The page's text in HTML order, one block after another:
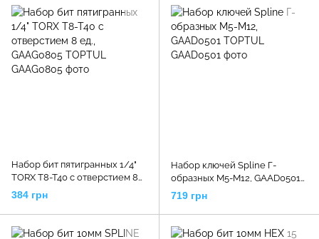
Набор бит пятигранных 1/4"
TORX T8-T40 с отверстием 8
ед., GAAG0805 TOPTUL
384 грн
Набор ключей Spline Г-
образных М5-М12, GAAD0501
TOPTUL
719 грн